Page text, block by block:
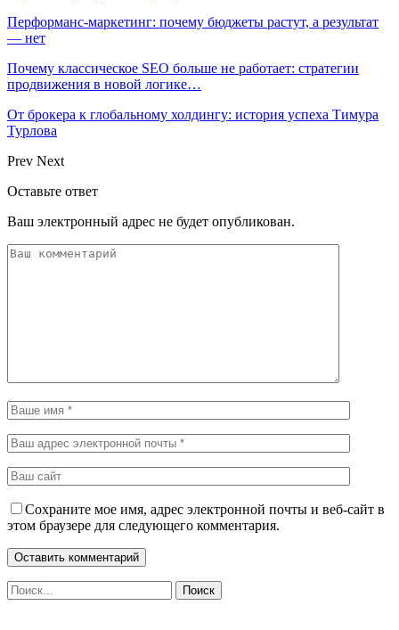
Перформанс-маркетинг: почему бюджеты растут, а результат
— нет
Почему классическое SEO больше не работает: стратегии
продвижения в новой логике…
От брокера к глобальному холдингу: история успеха Тимура
Турлова
Prev Next
Оставьте ответ
Ваш электронный адрес не будет опубликован.
Сохраните мое имя, адрес электронной почты и веб-сайт в
этом браузере для следующего комментария.